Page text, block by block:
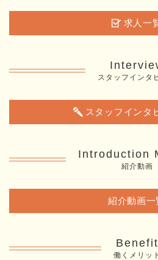
求人一
スタッフインタ
スタッフインタ
Introduction
紹介動画
紹介動画一
Benefit
働くメリット